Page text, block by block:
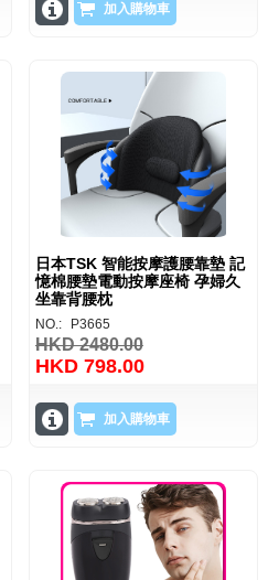
加入購物車
日本TSK 智能按摩護腰靠墊 記
憶棉腰墊電動按摩座椅 孕婦久
坐靠背腰枕
NO.: P3665
HKD 2480.00
HKD 798.00
加入購物車